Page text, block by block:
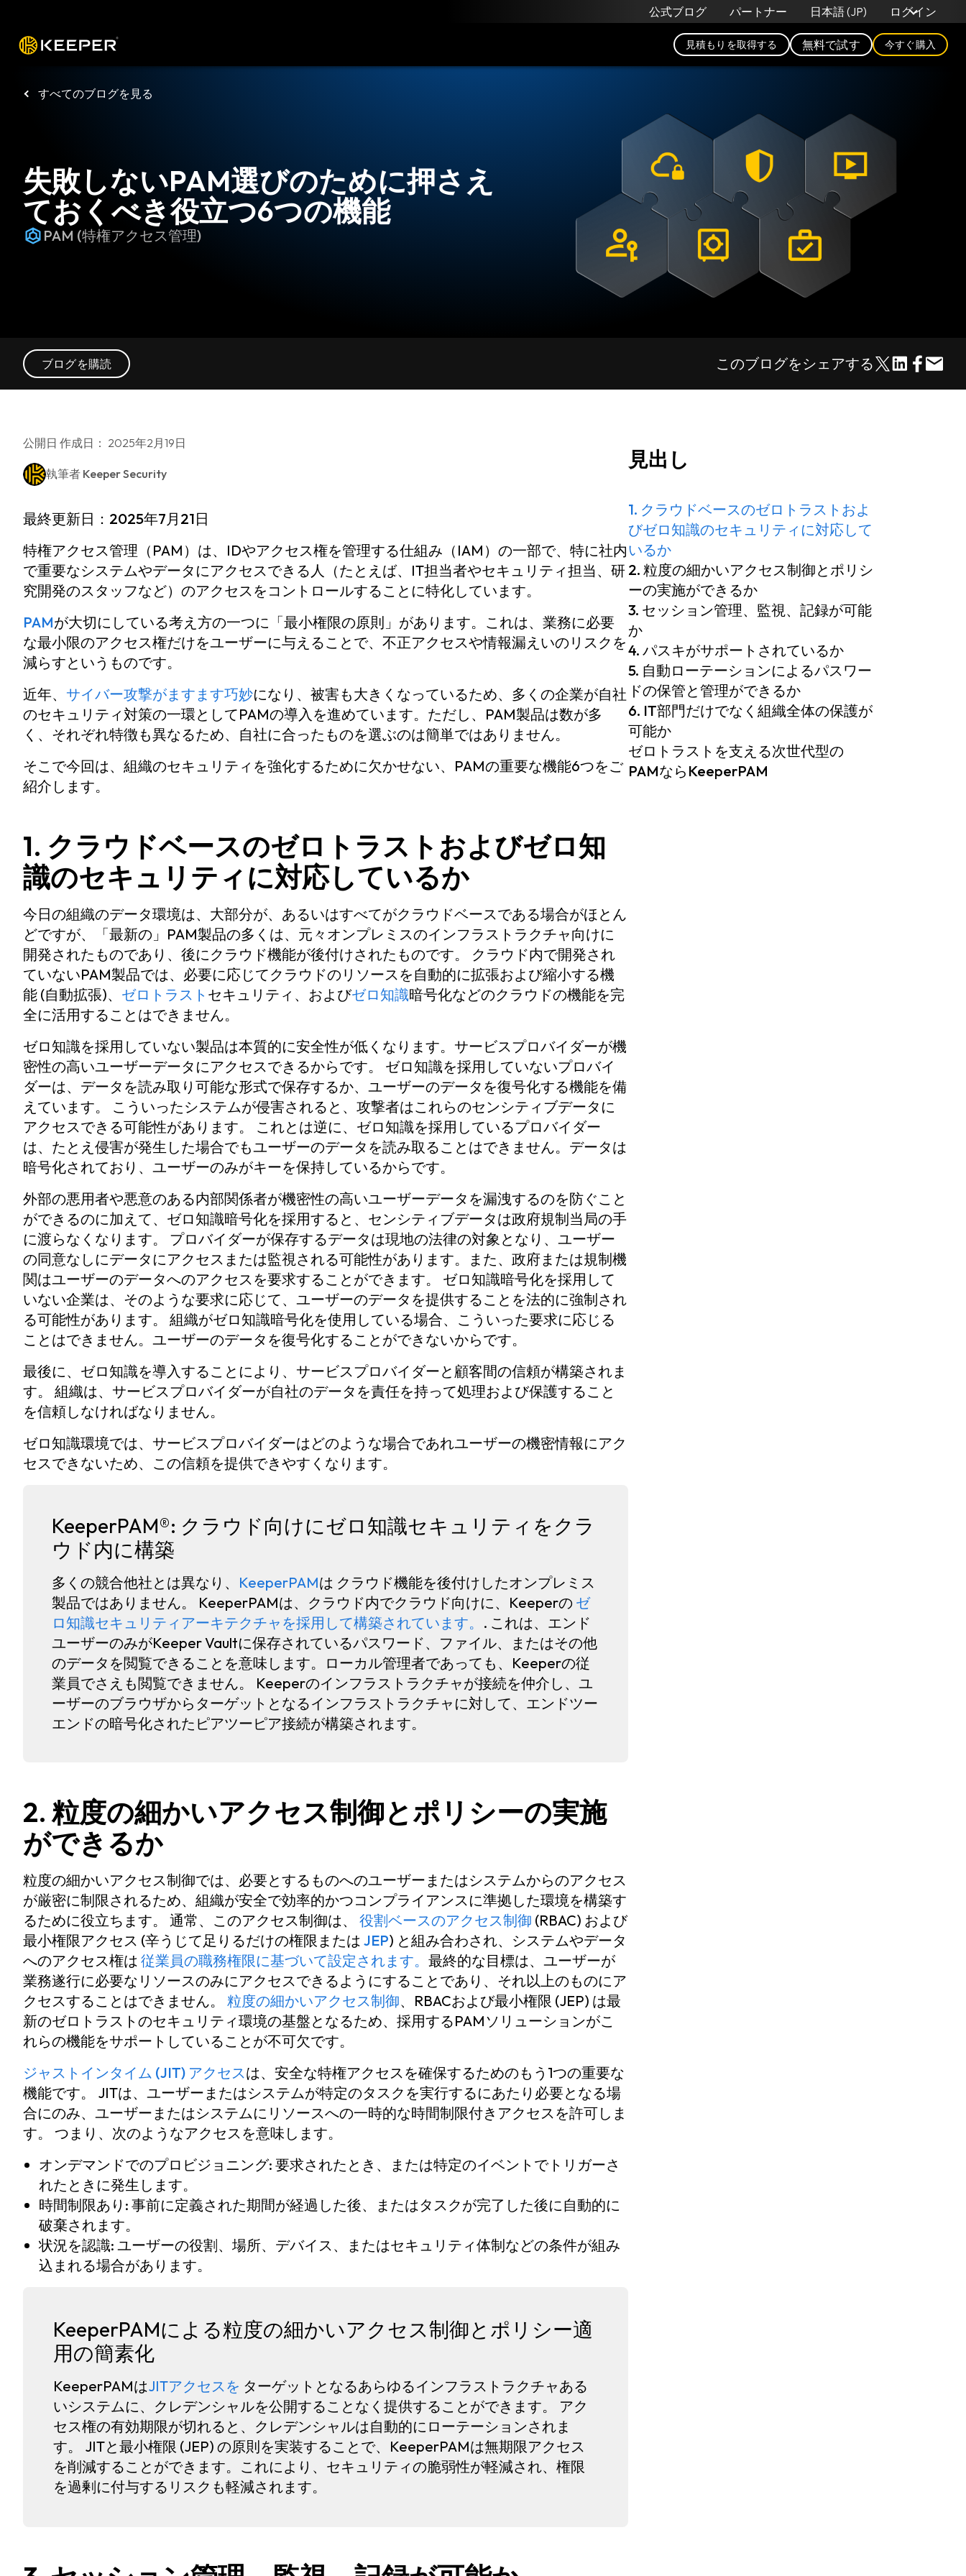
公式ブログ パートナー 日本語 (JP) ログイン
見積もりを取得する 無料で試す 今すぐ購入
すべてのブログを見る
失敗しないPAM選びのために押さえ
ておくべき役立つ6つの機能
PAM (特権アクセス管理)
ブログを購読 このブログをシェアする
公開日 作成日： 2025年2月19日
執筆者 Keeper Security
最終更新日： 2025年7月21日
特権アクセス管理（PAM）は、IDやアクセス権を管理する仕組み（IAM）の一部で、特に社内
で重要なシステムやデータにアクセスできる人（たとえば、IT担当者やセキュリティ担当、研
究開発のスタッフなど）のアクセスをコントロールすることに特化しています。
PAMが大切にしている考え方の一つに「最小権限の原則」があります。これは、業務に必要
な最小限のアクセス権だけをユーザーに与えることで、不正アクセスや情報漏えいのリスクを
減らすというものです。
近年、 サイバー攻撃がますます巧妙になり、被害も大きくなっているため、多くの企業が自社
のセキュリティ対策の一環としてPAMの導入を進めています。ただし、PAM製品は数が多
く、それぞれ特徴も異なるため、自社に合ったものを選ぶのは簡単ではありません。
そこで今回は、組織のセキュリティを強化するために欠かせない、PAMの重要な機能6つをご
紹介します。
1. クラウドベースのゼロトラストおよびゼロ知
識のセキュリティに対応しているか
今日の組織のデータ環境は、大部分が、あるいはすべてがクラウドベースである場合がほとん
どですが、「最新の」PAM製品の多くは、元々オンプレミスのインフラストラクチャ向けに
開発されたものであり、後にクラウド機能が後付けされたものです。 クラウド内で開発され
ていないPAM製品では、必要に応じてクラウドのリソースを自動的に拡張および縮小する機
能 (自動拡張)、 ゼロトラスト セキュリティ、およびゼロ知識暗号化などのクラウドの機能を完
全に活用することはできません。
ゼロ知識を採用していない製品は本質的に安全性が低くなります。サービスプロバイダーが機
密性の高いユーザーデータにアクセスできるからです。 ゼロ知識を採用していないプロバイ
ダーは、データを読み取り可能な形式で保存するか、ユーザーのデータを復号化する機能を備
えています。 こういったシステムが侵害されると、攻撃者はこれらのセンシティブデータに
アクセスできる可能性があります。 これとは逆に、ゼロ知識を採用しているプロバイダー
は、たとえ侵害が発生した場合でもユーザーのデータを読み取ることはできません。データは
暗号化されており、ユーザーのみがキーを保持しているからです。
外部の悪用者や悪意のある内部関係者が機密性の高いユーザーデータを漏洩するのを防ぐこと
ができるのに加えて、ゼロ知識暗号化を採用すると、センシティブデータは政府規制当局の手
に渡らなくなります。 プロバイダーが保存するデータは現地の法律の対象となり、ユーザー
の同意なしにデータにアクセスまたは監視される可能性があります。また、政府または規制機
関はユーザーのデータへのアクセスを要求することができます。 ゼロ知識暗号化を採用して
いない企業は、そのような要求に応じて、ユーザーのデータを提供することを法的に強制され
る可能性があります。 組織がゼロ知識暗号化を使用している場合、こういった要求に応じる
ことはできません。ユーザーのデータを復号化することができないからです。
最後に、ゼロ知識を導入することにより、サービスプロバイダーと顧客間の信頼が構築されま
す。 組織は、サービスプロバイダーが自社のデータを責任を持って処理および保護すること
を信頼しなければなりません。
ゼロ知識環境では、サービスプロバイダーはどのような場合であれユーザーの機密情報にアク
セスできないため、この信頼を提供できやすくなります。
KeeperPAM®: クラウド向けにゼロ知識セキュリティをクラ
ウド内に構築
多くの競合他社とは異なり、 KeeperPAMは クラウド機能を後付けしたオンプレミス
製品ではありません。 KeeperPAMは、クラウド内でクラウド向けに、Keeperの ゼ
ロ知識セキュリティアーキテクチャを採用して構築されています。 . これは、エンド
ユーザーのみがKeeper Vaultに保存されているパスワード、ファイル、またはその他
のデータを閲覧できることを意味します。ローカル管理者であっても、Keeperの従
業員でさえも閲覧できません。 Keeperのインフラストラクチャが接続を仲介し、ユ
ーザーのブラウザからターゲットとなるインフラストラクチャに対して、エンドツー
エンドの暗号化されたピアツーピア接続が構築されます。
2. 粒度の細かいアクセス制御とポリシーの実施
ができるか
粒度の細かいアクセス制御では、必要とするものへのユーザーまたはシステムからのアクセス
が厳密に制限されるため、組織が安全で効率的かつコンプライアンスに準拠した環境を構築す
るために役立ちます。 通常、このアクセス制御は、 役割ベースのアクセス制御 (RBAC) および
最小権限アクセス (辛うじて足りるだけの権限または JEP) と組み合わされ、システムやデータ
へのアクセス権は 従業員の職務権限に基づいて設定されます。 最終的な目標は、ユーザーが
業務遂行に必要なリソースのみにアクセスできるようにすることであり、それ以上のものにア
クセスすることはできません。 粒度の細かいアクセス制御、RBACおよび最小権限 (JEP) は最
新のゼロトラストのセキュリティ環境の基盤となるため、採用するPAMソリューションがこ
れらの機能をサポートしていることが不可欠です。
ジャストインタイム (JIT) アクセスは、安全な特権アクセスを確保するためのもう1つの重要な
機能です。 JITは、ユーザーまたはシステムが特定のタスクを実行するにあたり必要となる場
合にのみ、ユーザーまたはシステムにリソースへの一時的な時間制限付きアクセスを許可しま
す。 つまり、次のようなアクセスを意味します。
オンデマンドでのプロビジョニング: 要求されたとき、または特定のイベントでトリガーさ
れたときに発生します。
時間制限あり : 事前に定義された期間が経過した後、またはタスクが完了した後に自動的に
破棄されます。
状況を認識: ユーザーの役割、場所、デバイス、またはセキュリティ体制などの条件が組み
込まれる場合があります。
KeeperPAMによる粒度の細かいアクセス制御とポリシー適
用の簡素化
KeeperPAMはJITアクセスを ターゲットとなるあらゆるインフラストラクチャある
いシステムに、クレデンシャルを公開することなく提供することができます。 アク
セス権の有効期限が切れると、クレデンシャルは自動的にローテーションされま
す。 JITと最小権限 (JEP) の原則を実装することで、KeeperPAMは無期限アクセス
を削減することができます。これにより、セキュリティの脆弱性が軽減され、権限
を過剰に付与するリスクも軽減されます。
見出し
1. クラウドベースのゼロトラストおよ
びゼロ知識のセキュリティに対応して
いるか
2. 粒度の細かいアクセス制御とポリシ
ーの実施ができるか
3. セッション管理、監視、記録が可能
か
4. パスキがサポートされているか
5. 自動ローテーションによるパスワー
ドの保管と管理ができるか
6. IT部門だけでなく組織全体の保護が
可能か
ゼロトラストを支える次世代型の
PAMならKeeperPAM